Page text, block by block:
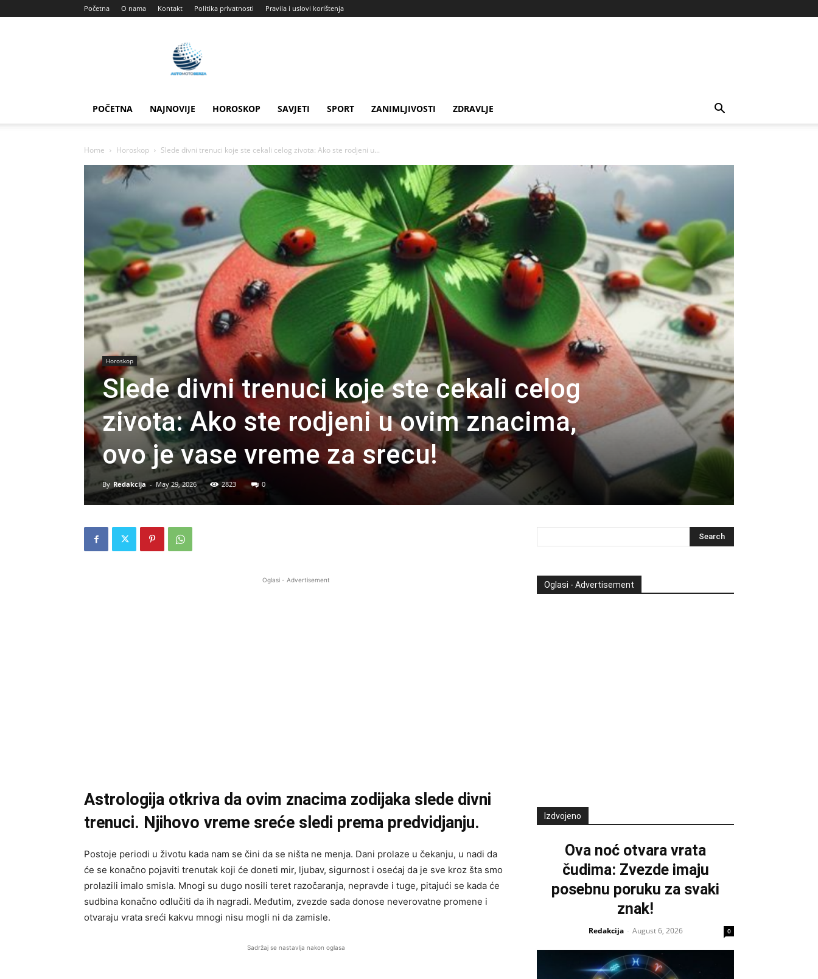
Početna O nama Kontakt Politika privatnosti Pravila i uslovi korištenja
Automotoberza
POČETNA NAJNOVIJE HOROSKOP SAVJETI SPORT ZANIMLJIVOSTI ZDRAVLJE
Home Horoskop Slede divni trenuci koje ste cekali celog zivota: Ako ste rodjeni u...
Horoskop
Slede divni trenuci koje ste cekali celog
zivota: Ako ste rodjeni u ovim znacima,
ovo je vase vreme za srecu!
By Redakcija - May 29, 2026 2823 0
Oglasi - Advertisement
Astrologija otkriva da ovim znacima zodijaka slede divni
trenuci. Njihovo vreme sreće sledi prema predvidjanju.
Postoje periodi u životu kada nam se čini da se ništa ne menja. Dani prolaze u čekanju, u nadi da
će se konačno pojaviti trenutak koji će doneti mir, ljubav, sigurnost i osećaj da je sve kroz šta smo
prolazili imalo smisla. Mnogi su dugo nosili teret razočaranja, nepravde i tuge, pitajući se kada će
sudbina konačno odlučiti da ih nagradi. Međutim, zvezde sada donose neverovatne promene i
otvaraju vrata sreći kakvu mnogi nisu mogli ni da zamisle.
Sadržaj se nastavlja nakon oglasa
Oglasi - Advertisement
Izdvojeno
Ova noć otvara vrata
čudima: Zvezde imaju
posebnu poruku za svaki
znak!
Redakcija - August 6, 2026 0